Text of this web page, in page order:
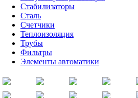
Стабилизаторы
Сталь
Счетчики
Теплоизоляция
Трубы
Фильтры
Элементы автоматики